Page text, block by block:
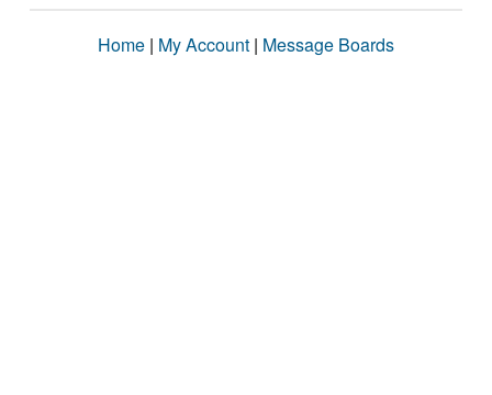
Home | My Account | Message Boards